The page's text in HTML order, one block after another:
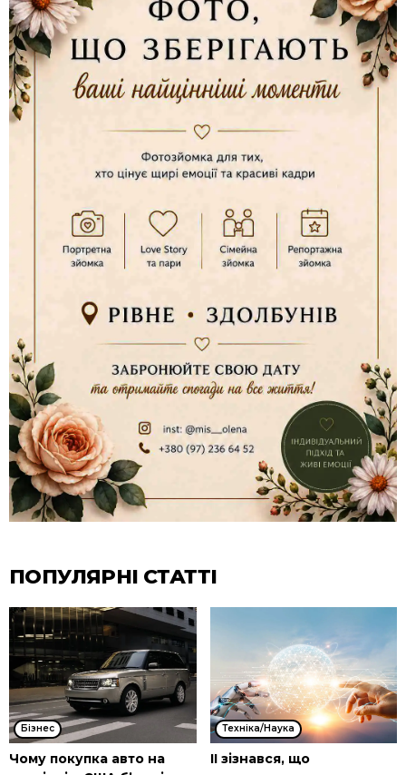
ПОПУЛЯРНІ СТАТТІ
Бізнес
Чому покупка авто на
Техніка/Наука
ІІ зізнався, що